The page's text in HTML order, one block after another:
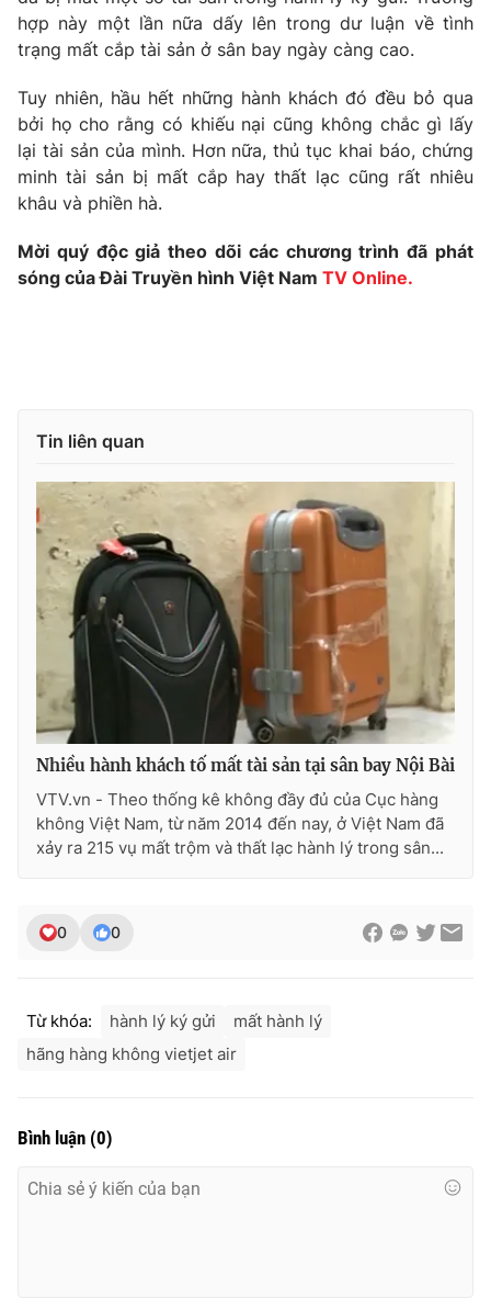
Câu chuyện quốc tế
Thị trường
Dữ liệu và đời sống
Phim VTV
Hậu trường
Nhân vật
Khán giả
Giải sao mai
Giải trí
Điện ảnh
Sao
Đời sống
Du lịch
Làm đẹp
Giáo dục
Tư vấn
Lịch phát sóng
Chuyên mục khác
Emagazine Podcast
Photo Infographic
Video Shorts video
VTV Money VTV Thể thao
VTV Sức khoẻ Bất động sản
VTV4
VTV9 VTV8
THỜI BÁO VTV
hợp này một lần nữa dấy lên trong dư luận về tình
trạng mất cắp tài sản ở sân bay ngày càng cao.
Tuy nhiên, hầu hết những hành khách đó đều bỏ qua
bởi họ cho rằng có khiếu nại cũng không chắc gì lấy
lại tài sản của mình. Hơn nữa, thủ tục khai báo, chứng
minh tài sản bị mất cắp hay thất lạc cũng rất nhiêu
khâu và phiền hà.
Mời quý độc giả theo dõi các chương trình đã phát
sóng của Đài Truyền hình Việt Nam TV Online.
Tin liên quan
Nhiều hành khách tố mất tài sản tại sân bay Nội Bài
VTV.vn - Theo thống kê không đầy đủ của Cục hàng
không Việt Nam, từ năm 2014 đến nay, ở Việt Nam đã
xảy ra 215 vụ mất trộm và thất lạc hành lý trong sân...
0 0
Từ khóa: hành lý ký gửi
mất hành lý
hãng hàng không vietjet air
Bình luận (0)